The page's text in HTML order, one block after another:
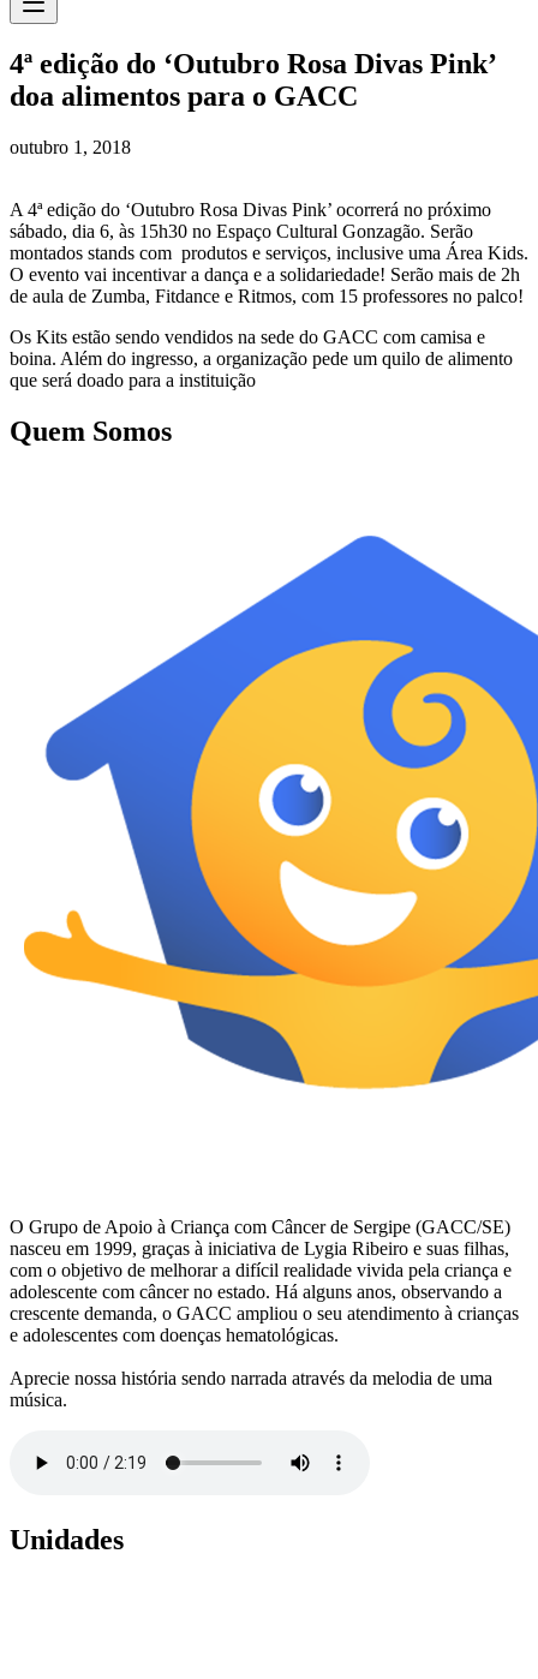
4ª edição do ‘Outubro Rosa Divas Pink’
doa alimentos para o GACC
outubro 1, 2018
A 4ª edição do ‘Outubro Rosa Divas Pink’ ocorrerá no próximo
sábado, dia 6, às 15h30 no Espaço Cultural Gonzagão. Serão
montados stands com produtos e serviços, inclusive uma Área Kids.
O evento vai incentivar a dança e a solidariedade! Serão mais de 2h
de aula de Zumba, Fitdance e Ritmos, com 15 professores no palco!
Os Kits estão sendo vendidos na sede do GACC com camisa e
boina. Além do ingresso, a organização pede um quilo de alimento
que será doado para a instituição
Quem Somos
O Grupo de Apoio à Criança com Câncer de Sergipe (GACC/SE)
nasceu em 1999, graças à iniciativa de Lygia Ribeiro e suas filhas,
com o objetivo de melhorar a difícil realidade vivida pela criança e
adolescente com câncer no estado. Há alguns anos, observando a
crescente demanda, o GACC ampliou o seu atendimento à crianças
e adolescentes com doenças hematológicas.
Aprecie nossa história sendo narrada através da melodia de uma
música.
Unidades